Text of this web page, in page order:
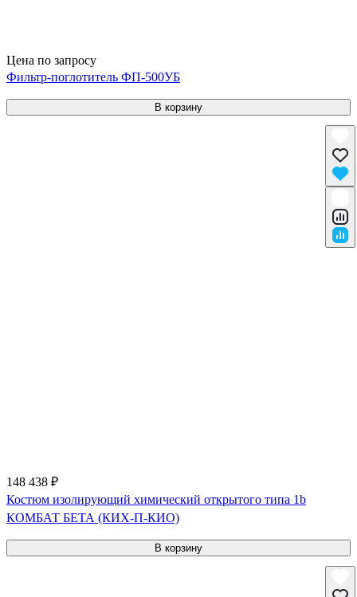
Цена по запросу
Фильтр-поглотитель ФП-500УБ
В корзину
148 438 ₽
Костюм изолирующий химический открытого типа 1b
КОМБАТ БЕТА (КИХ-П-КИО)
В корзину